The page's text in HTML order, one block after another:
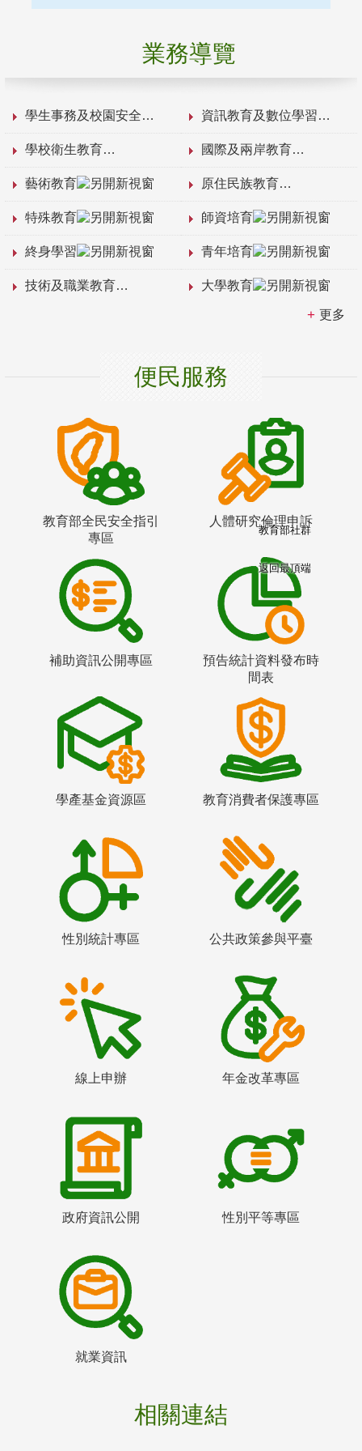
業務導覽
學生事務及校園安全 資訊教育及數位學習
學校衛生教育 國際及兩岸教育
藝術教育 原住民族教育
特殊教育 師資培育
終身學習 青年培育
技術及職業教育 大學教育
更多
便民服務
教育部全民安全指引
專區
人體研究倫理申訴
補助資訊公開專區
預告統計資料發布時
間表
學產基金資源區 教育消費者保護專區
性別統計專區 公共政策參與平臺
線上申辦 年金改革專區
政府資訊公開 性別平等專區
就業資訊
相關連結
教育部社群
返回最頂端